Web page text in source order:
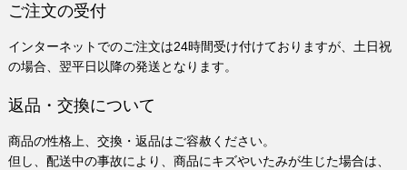
ご注文の受付
インターネットでのご注文は24時間受け付けておりますが、土日祝
の場合、翌平日以降の発送となります。
返品・交換について
商品の性格上、交換・返品はご容赦ください。
但し、配送中の事故により、商品にキズやいたみが生じた場合は、